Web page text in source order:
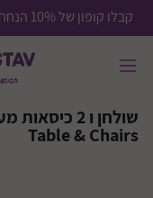
קבלו קופון של 10% הנחה -
Table & Chairs